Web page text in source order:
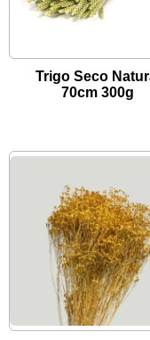
Trigo Seco
70cm 300g